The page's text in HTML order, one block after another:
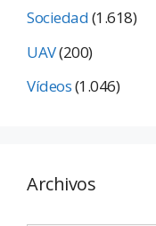
Sociedad(1.618)
UAV(200)
Vídeos(1.046)
Archivos